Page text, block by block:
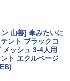
して！
月号【特別付録:
ンダム2種】
・移動から読み
山善] 傘みたいに
ント ブラックコ
メッシュ 3-4人用
ト エクルベージ